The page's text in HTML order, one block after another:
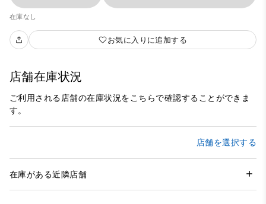
在庫なし
お気に入りに追加する
店舗在庫状況
ご利用される店舗の在庫状況をこちらで確認することができま
す。
店舗を選択する
在庫がある近隣店舗